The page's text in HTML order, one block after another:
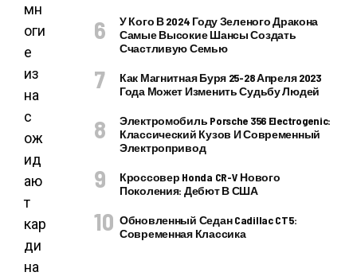
мн
оги
е
из
на
с
ож
ид
аю
т
кар
ди
на
У Кого В 2024 Году Зеленого Дракона
Самые Высокие Шансы Создать
Счастливую Семью
Как Магнитная Буря 25-28 Апреля 2023
Года Может Изменить Судьбу Людей
Электромобиль Porsche 356 Electrogenic:
Классический Кузов И Современный
Электропривод
Кроссовер Honda CR-V Нового
Поколения: Дебют В США
Обновленный Седан Cadillac CT5:
Современная Классика